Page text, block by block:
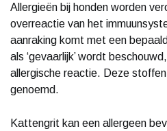
Allergieën bij honden worden
overreactie van het
aanraking komt met een
als ‘gevaarlijk’ wordt
allergische reactie. Deze
genoemd.
Kattengrit kan een allergeen